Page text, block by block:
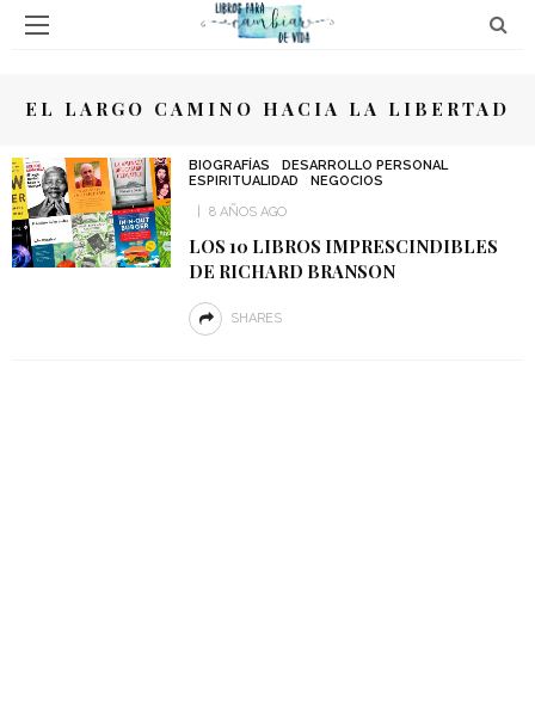
EL LARGO CAMINO HACIA LA LIBERTAD
BIOGRAFÍAS
DESARROLLO PERSONAL
ESPIRITUALIDAD
NEGOCIOS
8 AÑOS AGO
LOS 10 LIBROS IMPRESCINDIBLES
DE RICHARD BRANSON
SHARES